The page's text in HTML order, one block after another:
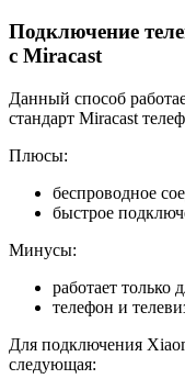
Подключение
с Miracast
Данный способ
стандарт Miracast
Плюсы:
беспроводное
быстрое
Минусы:
работает только
телефон и
Для подключения
следующая: